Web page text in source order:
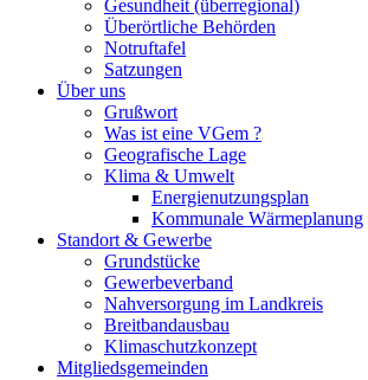
Gesundheit (überregional)
Überörtliche Behörden
Notruftafel
Satzungen
Über uns
Grußwort
Was ist eine VGem ?
Geografische Lage
Klima & Umwelt
Energienutzungsplan
Kommunale Wärmeplanung
Standort & Gewerbe
Grundstücke
Gewerbeverband
Nahversorgung im Landkreis
Breitbandausbau
Klimaschutzkonzept
Mitgliedsgemeinden